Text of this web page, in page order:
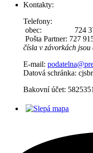
Kontakty:
Telefony:
obec: 724
Pošta Partner: 727
čísla v závorkách
E-mail:
Datová schránka:
Bakovní účet: